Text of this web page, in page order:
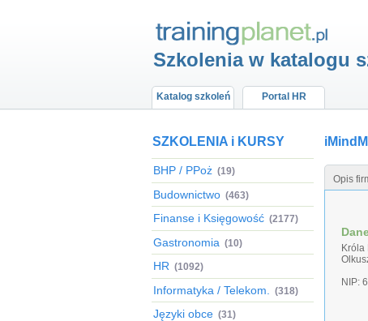
Szkolenia w katalogu
Katalog szkoleń Portal HR
SZKOLENIA i KURSY
BHP / PPoż (19)
Budownictwo (463)
Finanse i Księgowość (2177)
Gastronomia (10)
HR (1092)
Informatyka / Telekom. (318)
Języki obce (31)
Opis
Króla
NIP: